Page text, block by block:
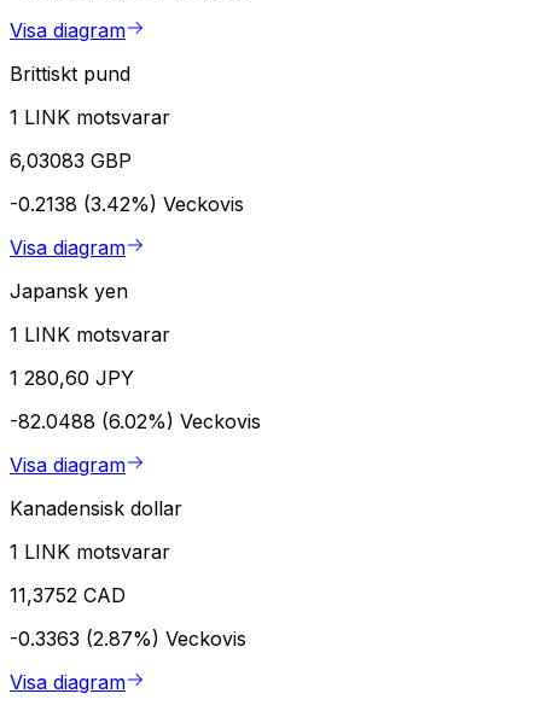
Visa diagram
Brittiskt pund
1 LINK motsvarar
6,03083 GBP
-0.2138 (3.42%) Veckovis
Visa diagram
Japansk yen
1 LINK motsvarar
1 280,60 JPY
-82.0488 (6.02%) Veckovis
Visa diagram
Kanadensisk dollar
1 LINK motsvarar
11,3752 CAD
-0.3363 (2.87%) Veckovis
Visa diagram